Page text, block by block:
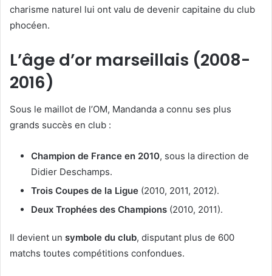
charisme naturel lui ont valu de devenir capitaine du club
phocéen.
L’âge d’or marseillais (2008-
2016)
Sous le maillot de l’OM, Mandanda a connu ses plus
grands succès en club :
Champion de France en 2010, sous la direction de
Didier Deschamps.
Trois Coupes de la Ligue (2010, 2011, 2012).
Deux Trophées des Champions (2010, 2011).
Il devient un symbole du club, disputant plus de 600
matchs toutes compétitions confondues.